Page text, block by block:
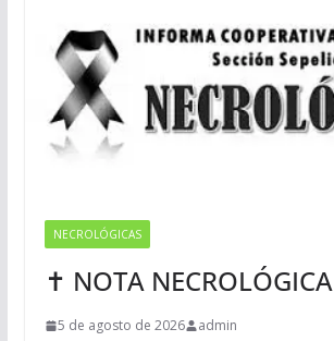
NECROLÓGICAS
✝ NOTA NECROLÓGICA
5 de agosto de 2026 admin